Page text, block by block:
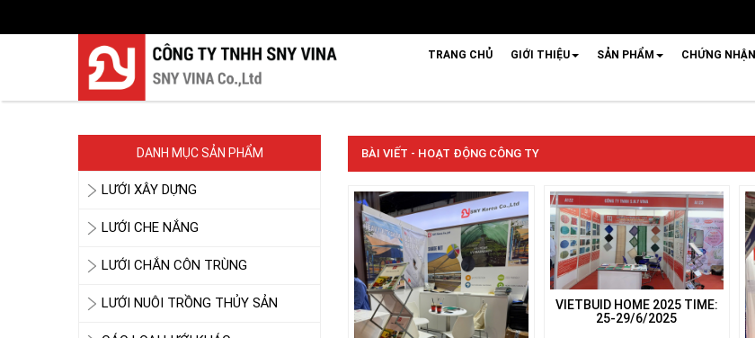
TRANG CHỦ GIỚI THIỆU SẢN PHẨM CHỨNG NHẬN
DANH MỤC SẢN PHẨM
LƯỚI XÂY DỰNG
LƯỚI CHE NẮNG
LƯỚI CHẮN CÔN TRÙNG
LƯỚI NUÔI TRỒNG THỦY SẢN
BÀI VIẾT - HOẠT ĐỘNG CÔNG TY
VIETBUID HOME 2025 TIME:
25-29/6/2025